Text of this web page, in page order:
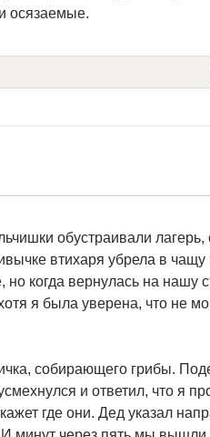
осязаемые.
обустраивали лагерь,
втихаря убрела в
когда вернулась на нашу
я была уверена, что не
собирающего грибы.
и ответил, что я
где они. Дед указал